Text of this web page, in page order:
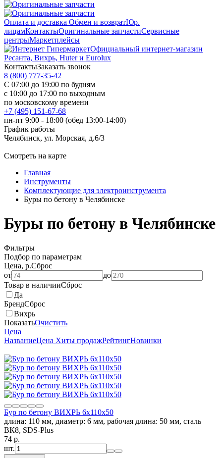
Оплата и доставка Обмен и возвратЮр.
лицамКонтактыОригинальные запчастиСервисные
центрыМаркетплейсы
Официальный интернет-магазин
Ресанта, Вихрь, Huter и Eurolux
КонтактыЗаказать звонок
8 (800) 777-35-42
С 07:00 до 19:00 по будням
с 10:00 до 17:00 по выходным
по московскому времени
+7 (495) 151-67-68
пн-пт 9:00 - 18:00 (обед 13:00-14:00)
График работы
Челябинск, ул. Морская, д.6/3
Смотреть на карте
Главная
Инструменты
Комплектующие для электроинструмента
Буры по бетону в Челябинске
Буры по бетону в Челябинске
Фильтры
Подбор по параметрам
Цена, р.Сброс
от
до
Товар в наличииСброс
Да
БрендСброс
Вихрь
ПоказатьОчистить
Цена
НазваниеЦена Хиты продажРейтингНовинки
Бур по бетону ВИХРЬ 6x110x50
длина: 110 мм, диаметр: 6 мм, рабочая длина: 50 мм, сталь
ВК8, SDS-Plus
74 p.
шт.